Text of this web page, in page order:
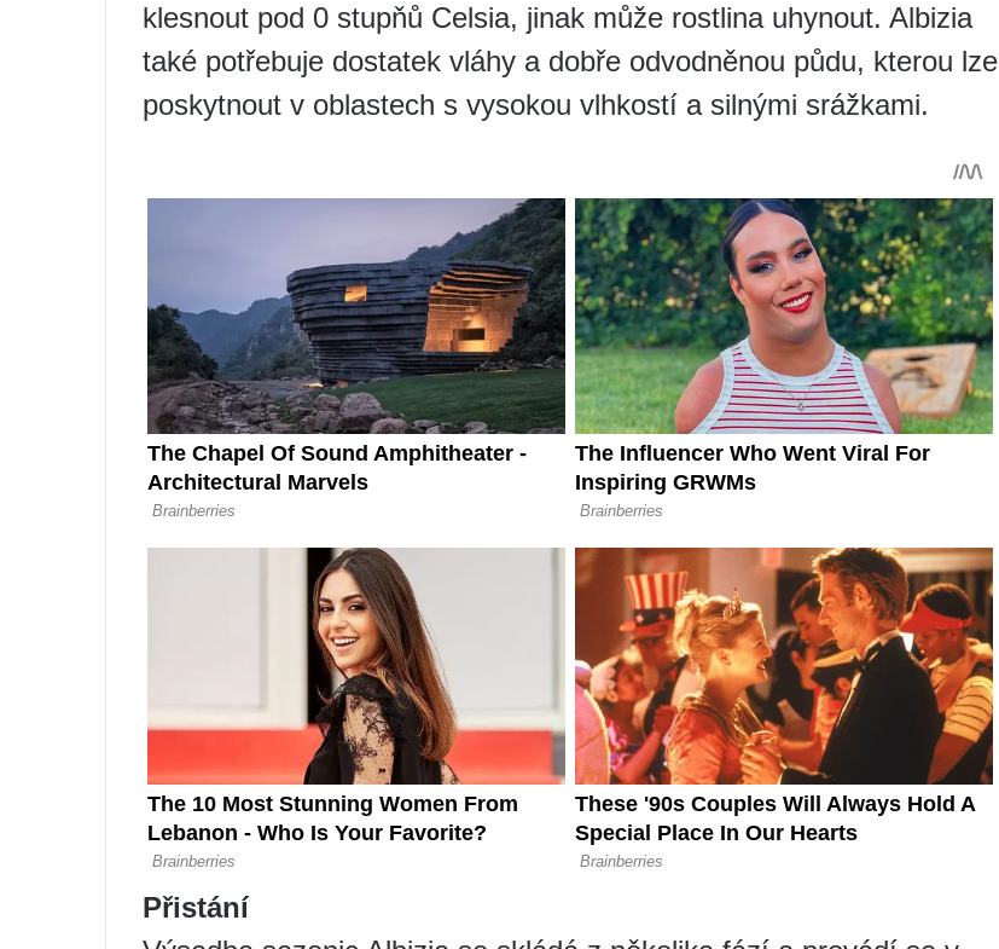
klesnout pod 0 stupňů Celsia, jinak může rostlina uhynout. Albizia
také potřebuje dostatek vláhy a dobře odvodněnou půdu, kterou lze
poskytnout v oblastech s vysokou vlhkostí a silnými srážkami.
Přistání